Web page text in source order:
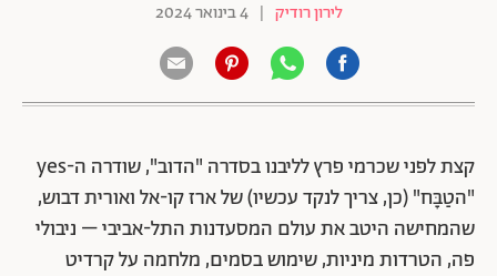
לירון רודיק | 4 בינואר 2024
קצת לפני שכרמי פרץ לליבנו בסדרה "הדוב", שודרה ה-yes
"הטַבָּח" (כן, צריך לנקד עכשיו) של ארז קו-אל ואורית דבוש,
שהמחישה היטב את עולם המסעדנות התל-אביבי – ניבולי
פה, הטרדות מיניות, שימוש בסמים, מלחמה על קרדיט